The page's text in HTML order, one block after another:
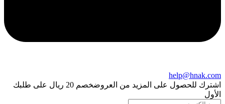
help@hnak.com
اشترك للحصول على المزيد من العروض
خصم 20 ريال على طلبك
الأول